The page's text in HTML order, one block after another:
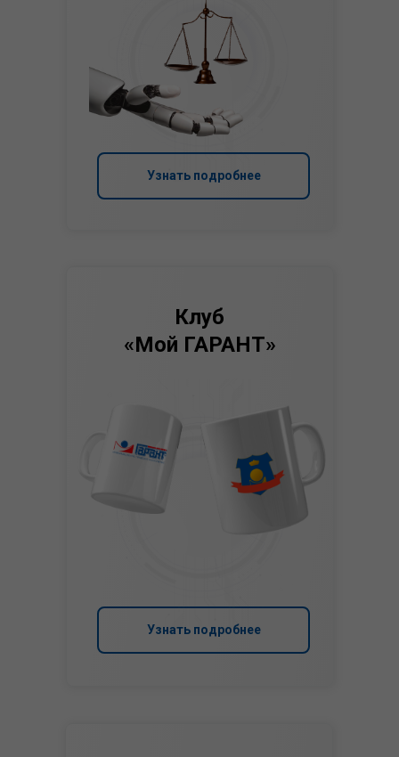
Узнать подробнее
Клуб
«Мой ГАРАНТ»
Узнать подробнее